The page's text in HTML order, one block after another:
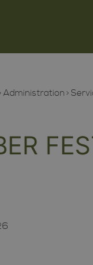
Administration